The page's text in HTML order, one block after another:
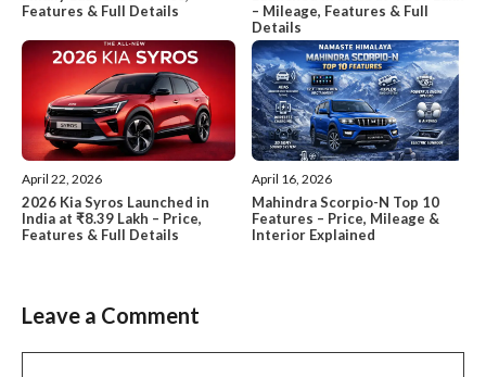
Features & Full Details
– Mileage, Features & Full
Details
April 22, 2026
2026 Kia Syros Launched in
India at ₹8.39 Lakh – Price,
Features & Full Details
April 16, 2026
Mahindra Scorpio-N Top 10
Features – Price, Mileage &
Interior Explained
Leave a Comment